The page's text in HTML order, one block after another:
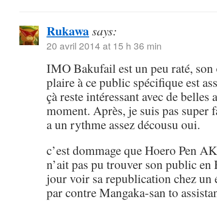
Rukawasays:
20 avril 2014 at 15 h 36 min
IMO Bakufail est un peu raté,
plaire à ce public spécifique est
çà reste intéressant avec de belles
moment. Après, je suis pas super
a un rythme assez décousu oui.
c’est dommage que Hoero Pen
n’ait pas pu trouver son public en
jour voir sa republication chez un
par contre Mangaka-san to